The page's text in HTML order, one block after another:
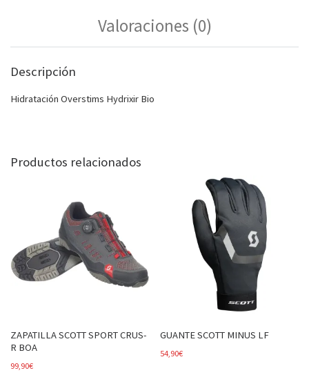
Valoraciones (0)
Descripción
Hidratación Overstims Hydrixir Bio
Productos relacionados
ZAPATILLA SCOTT SPORT CRUS-
R BOA
99,90€
GUANTE SCOTT MINUS LF
54,90€